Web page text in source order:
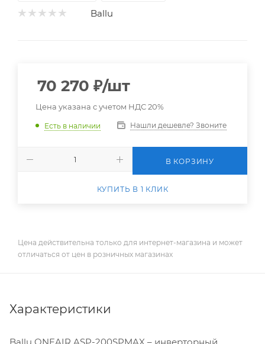
Ballu
70 270 ₽/шт
Цена указана с учетом НДС 20%
Есть в наличии Нашли дешевле? Звоните
В КОРЗИНУ
КУПИТЬ В 1 КЛИК
Цена действительна только для интернет-магазина и может
отличаться от цен в розничных магазинах
Характеристики